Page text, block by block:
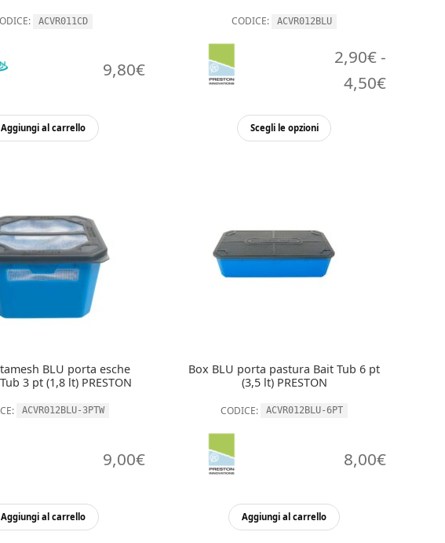
ACVR011CD
9,80€
Aggiungi al carrello
CODICE: ACVR012BLU
2,90€-
4,50€Fascia
Scegli le opzioni
Questo
possono
essere
BLU porta esche
3 pt (1,8 lt) PRESTON
ACVR012BLU-3PTW
9,00€
Aggiungi al carrello
Box BLU porta pastura Bait Tub 6 pt
(3,5 lt) PRESTON
CODICE: ACVR012BLU-6PT
8,00€
Aggiungi al carrello